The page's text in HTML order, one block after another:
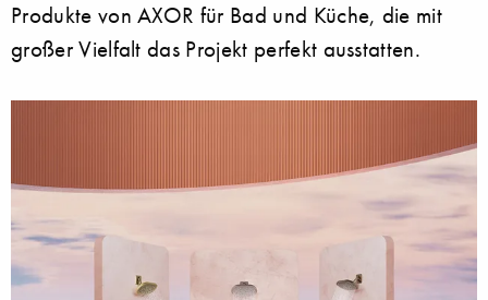
Produkte von AXOR für Bad und Küche, die mit
großer Vielfalt das Projekt perfekt ausstatten.